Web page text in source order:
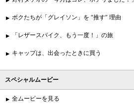
ボクたちが「グレイソン」を “推す” 理由
「レザースパイク、もう一度！」の旅
キャップは、出会ったときに買う
スペシャルムービー
全ムービーを見る